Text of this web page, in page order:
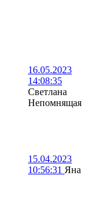
16.05.2023
14:08:35
Светлана
Непомнящая
15.04.2023
10:56:31 Яна